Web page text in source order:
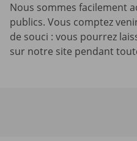
Nous sommes facilement
publics. Vous comptez
de souci : vous pourrez
sur notre site pendant